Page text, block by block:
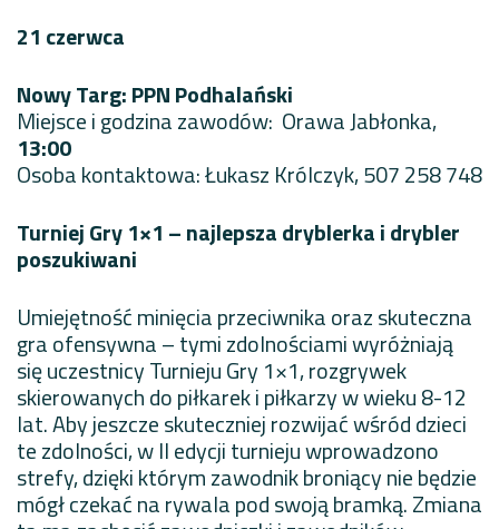
21 czerwca
Nowy Targ: PPN Podhalański
Miejsce i godzina zawodów: Orawa Jabłonka,
13:00
Osoba kontaktowa: Łukasz Królczyk, 507 258 748
Turniej Gry 1×1 – najlepsza dryblerka i drybler
poszukiwani
Umiejętność minięcia przeciwnika oraz skuteczna
gra ofensywna – tymi zdolnościami wyróżniają
się uczestnicy Turnieju Gry 1×1, rozgrywek
skierowanych do piłkarek i piłkarzy w wieku 8-12
lat. Aby jeszcze skuteczniej rozwijać wśród dzieci
te zdolności, w II edycji turnieju wprowadzono
strefy, dzięki którym zawodnik broniący nie będzie
mógł czekać na rywala pod swoją bramką. Zmiana